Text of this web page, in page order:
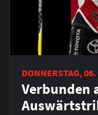
DONNERSTAG,
Verbunden